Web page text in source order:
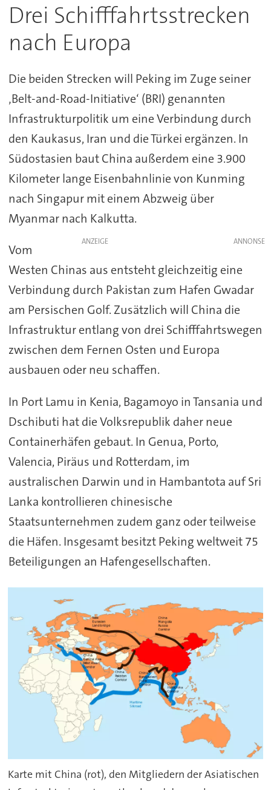
Drei Schifffahrtsstrecken
nach Europa
Die beiden Strecken will Peking im Zuge seiner
‚Belt-and-Road-Initiative‘ (BRI) genannten
Infrastrukturpolitik um eine Verbindung durch
den Kaukasus, Iran und die Türkei ergänzen. In
Südostasien baut China außerdem eine 3.900
Kilometer lange Eisenbahnlinie von Kunming
nach Singapur mit einem Abzweig über
Myanmar nach Kalkutta.
ANZEIGE
Vom
Westen Chinas aus entsteht gleichzeitig eine
Verbindung durch Pakistan zum Hafen Gwadar
am Persischen Golf. Zusätzlich will China die
Infrastruktur entlang von drei Schifffahrtswegen
zwischen dem Fernen Osten und Europa
ausbauen oder neu schaffen.
In Port Lamu in Kenia, Bagamoyo in Tansania und
Dschibuti hat die Volksrepublik daher neue
Containerhäfen gebaut. In Genua, Porto,
Valencia, Piräus und Rotterdam, im
australischen Darwin und in Hambantota auf Sri
Lanka kontrollieren chinesische
Staatsunternehmen zudem ganz oder teilweise
die Häfen. Insgesamt besitzt Peking weltweit 75
Beteiligungen an Hafengesellschaften.
Karte mit China (rot), den Mitgliedern der Asiatischen